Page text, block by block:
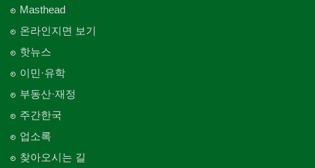
Masthead
온라인지면 보기
핫뉴스
이민·유학
부동산·재정
주간한국
업소록
찾아오시는 길